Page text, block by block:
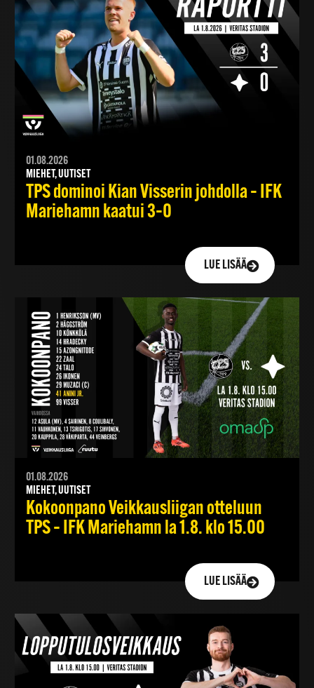
01.08.2026
MIEHET, UUTISET
TPS dominoi Kian Visserin johdolla – IFK
Mariehamn kaatui 3–0
LUE LISÄÄ
01.08.2026
MIEHET, UUTISET
Kokoonpano Veikkausliigan otteluun
TPS – IFK Mariehamn la 1.8. klo 15.00
LUE LISÄÄ